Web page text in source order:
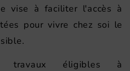
vise à faciliter l'accès à
pour vivre chez soi le
éligibles à